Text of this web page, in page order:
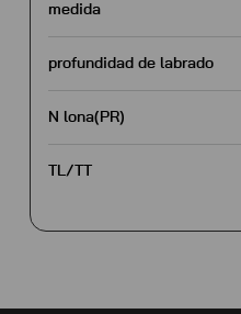
medida
profundidad de labrado
N lona(PR)
TL/TT